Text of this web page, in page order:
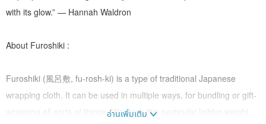
with its glow.” — Hannah Waldron
About Furoshiki :
Furoshiki (風呂敷, fu-rosh-ki) is a type of traditional Japanese
wrapping cloth. It can be used in multiple ways, for bundling or gift-
wrapping all sorts of things. We think this particular lighter-weight
อ่านเพิ่มเติม